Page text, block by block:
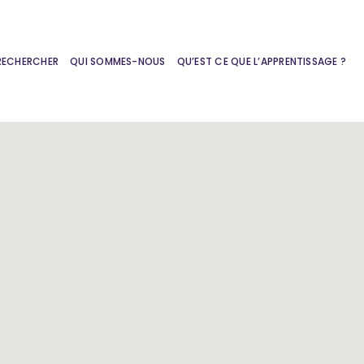
QUI SOMMES-NOUS QU’EST CE QUE L’APPRENTISSAGE ?